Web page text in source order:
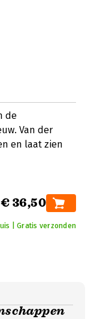
de
Van der
en laat zien
€ 36,50
| Gratis verzonden